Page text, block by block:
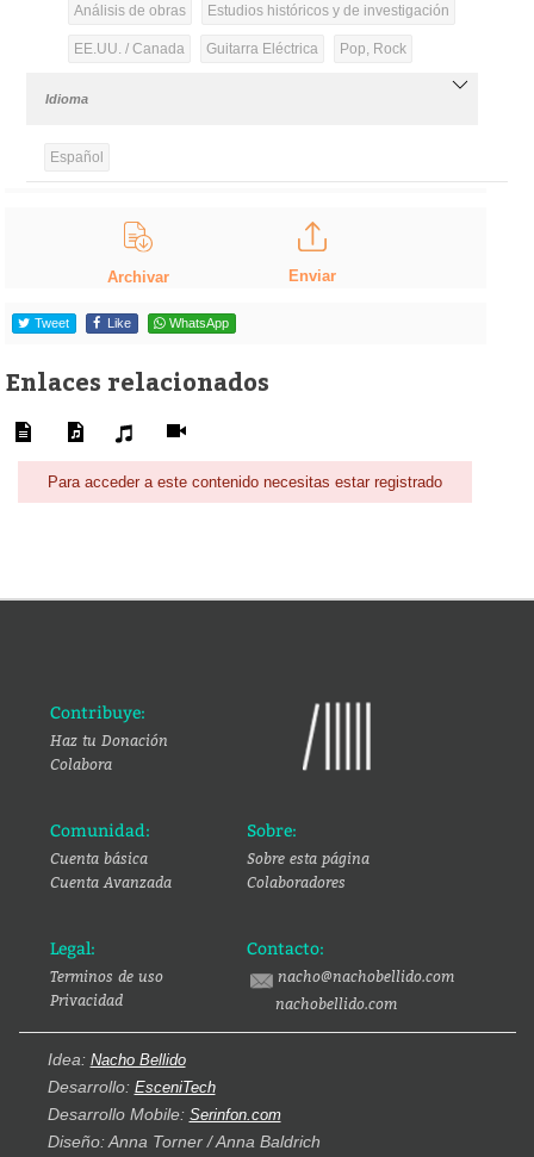
Análisis de obras Estudios históricos y de investigación
EE.UU. / Canada Guitarra Eléctrica Pop, Rock
Idioma
Español
Archivar Enviar
Tweet Like WhatsApp
Enlaces relacionados
Para acceder a este contenido necesitas estar registrado
Contribuye:
Haz tu Donación
Colabora
Comunidad:
Cuenta básica
Cuenta Avanzada
Sobre:
Sobre esta página
Colaboradores
Legal:
Terminos de uso
Privacidad
Contacto:
nacho@nachobellido.com
nachobellido.com
Idea: Nacho Bellido
Desarrollo: EsceniTech
Desarrollo Mobile: Serinfon.com
Diseño: Anna Torner / Anna Baldrich